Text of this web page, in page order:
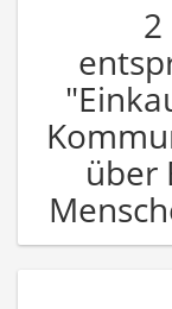
über